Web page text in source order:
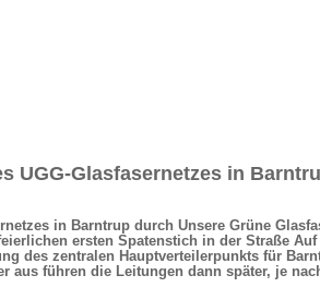
UGG-Glasfasernetzes in
in Barntrup durch Unsere Grüne
ersten Spatenstich in der Straße
des zentralen Hauptverteilerpunkts für
aus führen die Leitungen dann später, je